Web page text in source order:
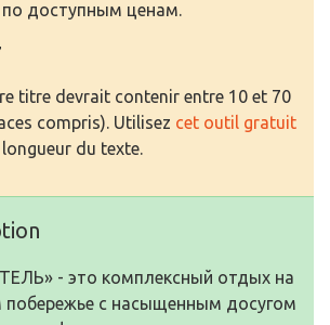
доступным ценам.
titre devrait contenir entre 10 et 70
compris). Utilisez cet outil gratuit
du texte.
- это комплексный отдых на
с насыщенным досугом